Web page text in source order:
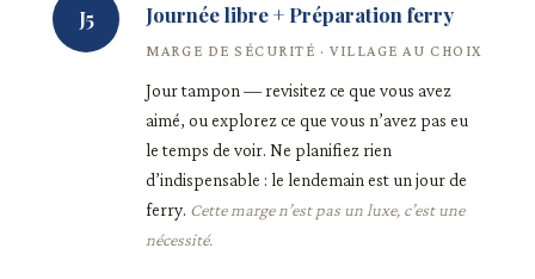
J5 Journée libre + Préparation ferry
MARGE DE SÉCURITÉ · VILLAGE AU CHOIX
Jour tampon — revisitez ce que vous avez
aimé, ou explorez ce que vous n’avez pas eu
le temps de voir. Ne planifiez rien
d’indispensable : le lendemain est un jour de
ferry. Cette marge n’est pas un luxe, c’est une
nécessité.